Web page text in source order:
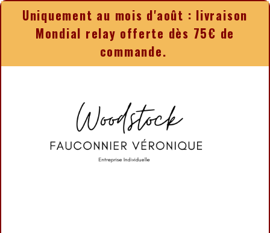
Uniquement au mois d'août : livraison
Mondial relay offerte dès 75€ de
commande.
Panneau de gestion des cookies